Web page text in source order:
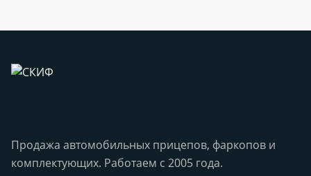
Продажа автомобильных прицепов, фаркопов и
комплектующих. Работаем с 2005 года.